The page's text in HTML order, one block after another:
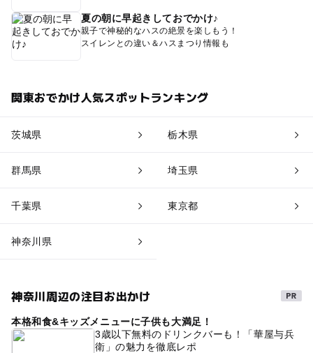
夏の朝に早起きしておでかけ♪
親子で神秘的なハスの絶景を楽しもう！
スイレンとの違い＆ハスまつり情報も
関東おでかけ人気スポットランキング
茨城県 栃木県
群馬県 埼玉県
千葉県 東京都
神奈川県
神奈川周辺の注目お出かけ
本格和食&キッズメニューに子供も大満足！
3歳以下無料のドリンクバーも！「華屋与兵
衛」の魅力を徹底レポ